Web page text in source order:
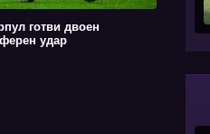
готви двоен
удар